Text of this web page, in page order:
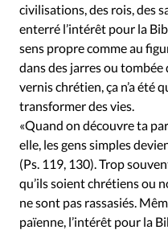
RUBRIQUES
Tous les articles
Actualité internationale
Dossier
Eglises Foi
Opinions
Société
Tour du
Vécu
Vie Intérieure
civilisations, des rois, des
enterré l’intérêt pour la
sens propre comme au
dans des jarres ou tombée
vernis chrétien, ça n’a été
transformer des vies.
«Quand on découvre ta
elle, les gens simples
(Ps. 119, 130). Trop
qu’ils soient chrétiens ou
ne sont pas rassasiés.
païenne, l’intérêt pour la